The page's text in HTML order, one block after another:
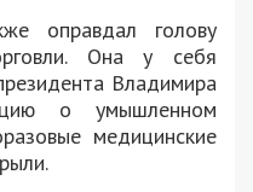
оправдал голову
Она у себя
Владимира
о умышленном
медицинские